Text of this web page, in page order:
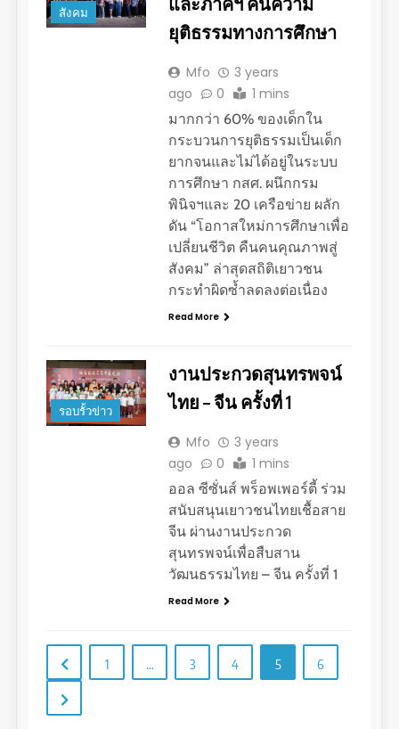
สังคม
ยุติธรรมทางการศึกษา
Mfo
3 years
ago
0 1 mins
มากกว่า 60% ของเด็กใน
กระบวนการยุติธรรมเป็นเด็ก
ยากจนและไม่ได้อยู่ในระบบ
การศึกษา กสศ. ผนึกกรม
พินิจฯและ 20 เครือข่าย ผลัก
ดัน “โอกาสใหม่การศึกษาเพื่อ
เปลี่ยนชีวิต คืนคนคุณภาพสู่
สังคม” ล่าสุดสถิติเยาวชน
กระทำผิดซ้ำลดลงต่อเนื่อง
Read More
รอบรั้วข่าว
งานประกวดสุนทรพจน์
ไทย – จีน ครั้งที่ 1
Mfo
3 years
ago
0 1 mins
ออล ซีซั่นส์ พร็อพเพอร์ตี้ ร่วม
สนับสนุนเยาวชนไทยเชื้อสาย
จีน ผ่านงานประกวด
สุนทรพจน์เพื่อสืบสาน
วัฒนธรรมไทย – จีน ครั้งที่ 1
Read More
1 … 3 4 5 6